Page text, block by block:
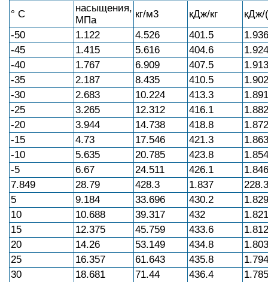
° С
насыщения,
МПа
кг/м3 кДж/кг
кДж/
-50
1.122 4.526 401.5
1.936
-45
1.415 5.616 404.6
1.924
-40
1.767 6.909 407.5
1.913
-35
2.187 8.435 410.5
1.902
-30
2.683 10.224 413.3
1.891
-25
3.265 12.312 416.1
1.882
-20
3.944 14.738 418.8
1.872
-15
4.73 17.546 421.3
1.863
-10
5.635 20.785 423.8
1.854
-5
6.67 24.511 426.1
1.846
7.849
28.79 428.3 1.837
228.3
5
9.184 33.696 430.2
1.829
10
10.688 39.317 432
1.821
15
12.375 45.759 433.6
1.812
20
14.26 53.149 434.8
1.803
25
16.357 61.643 435.8
1.794
30
18.681 71.44 436.4
1.785